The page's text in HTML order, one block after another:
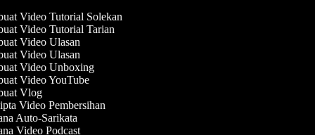
Video Tutorial Solekan
Video Tutorial Tarian
Video Ulasan
Video Ulasan
Video Unboxing
Video YouTube
Vlog
Video Pembersihan
Auto-Sarikata
Video Podcast